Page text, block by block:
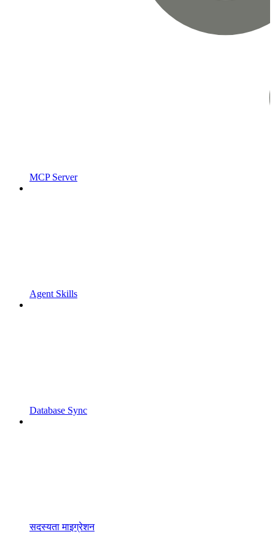
MCP Server
Agent Skills
Database Sync
सदस्यता माइग्रेशन